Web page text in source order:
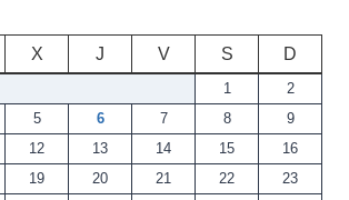
X J V S D
1
2
5 6 7 8
9
12 13 14 15
16
19 20 21 22
23